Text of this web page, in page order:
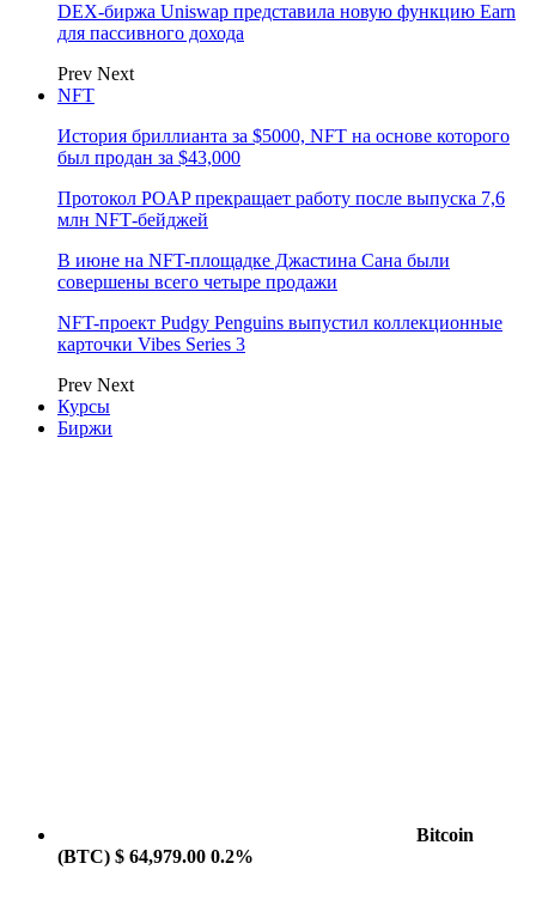
DEX-биржа Uniswap представила новую функцию Earn
для пассивного дохода
Prev Next
NFT
История бриллианта за $5000, NFT на основе которого
был продан за $43,000
Протокол POAP прекращает работу после выпуска 7,6
млн NFT‑бейджей
В июне на NFT-площадке Джастина Сана были
совершены всего четыре продажи
NFT-проект Pudgy Penguins выпустил коллекционные
карточки Vibes Series 3
Prev Next
Курсы
Биржи
Bitcoin
(BTC) $ 64,979.00 0.2%